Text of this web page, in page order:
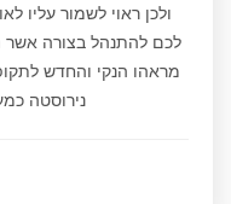
ולכן ראוי לשמור עליו
לכם להתנהל בצורה אשר
מראהו הנקי והחדש
נירוסטה